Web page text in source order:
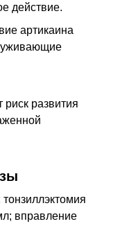
действие.
артикаина
развития
вправление